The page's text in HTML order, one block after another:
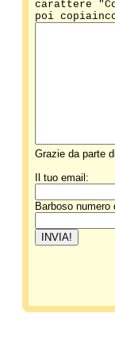
carattere
poi
Grazie da parte
Il tuo email:
Barboso numero